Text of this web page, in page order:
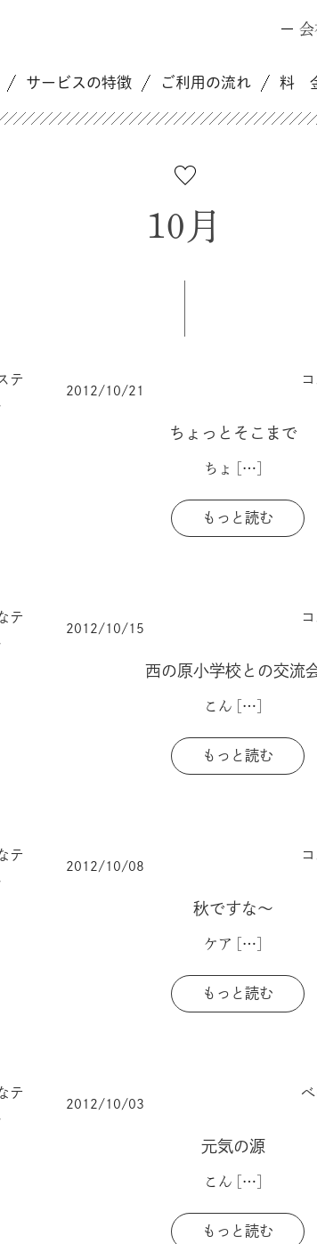
会
サービスの特徴 ご利用の流れ 料
10月
テ
2012/10/21
ちょっとそこまで
ちょ […]
もっと読む
テ
2012/10/15
西の原小学校との交流
こん […]
もっと読む
テ
2012/10/08
秋ですな～
ケア […]
もっと読む
テ
2012/10/03
元気の源
こん […]
もっと読む